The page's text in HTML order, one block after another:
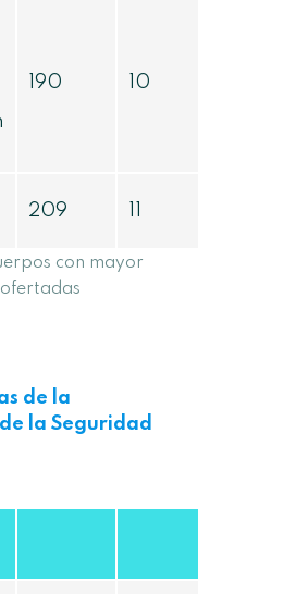
190 10
209
con mayor
de la
la Seguridad